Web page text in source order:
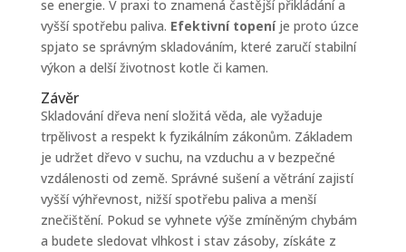
se energie. V praxi to znamená častější přikládání a
vyšší spotřebu paliva. Efektivní topeníje proto úzce
spjato se správným skladováním, které zaručí stabilní
výkon a delší životnost kotle či kamen.
Závěr
Skladování dřeva není složitá věda, ale vyžaduje
trpělivost a respekt k fyzikálním zákonům. Základem
je udržet dřevo v suchu, na vzduchu a v bezpečné
vzdálenosti od země. Správné sušení a větrání zajistí
vyšší výhřevnost, nižší spotřebu paliva a menší
znečištění. Pokud se vyhnete výše zmíněným chybám
a budete sledovat vlhkost i stav zásoby, získáte z